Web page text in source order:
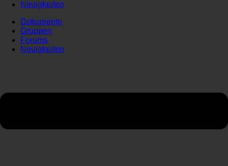
Neuigkeiten
Dokumente
Gruppen
Forums
Neuigkeiten